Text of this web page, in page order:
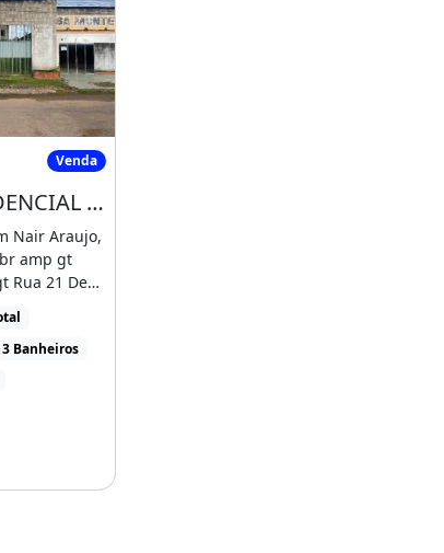
VITÓRIA em FEIJÓ - AC, Nair Araujo
Venda
CASA RESIDENCIAL em FEIJÓ - AC, Nair Araujo
Nair Araujo,
amp gt
Rua 21 De
3 Banheiros